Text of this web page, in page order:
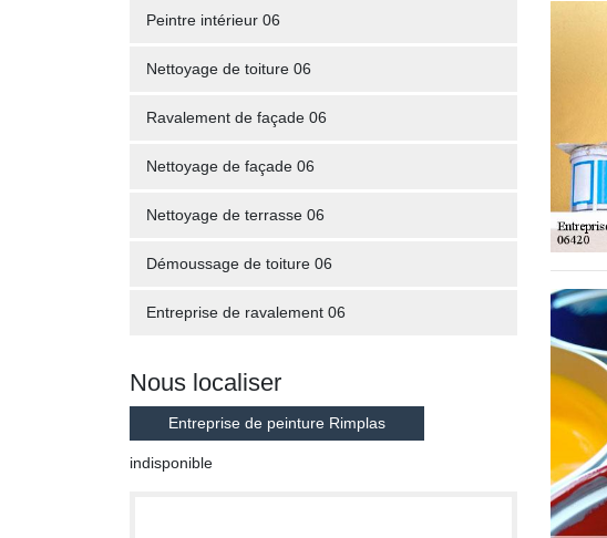
Peintre intérieur 06
Nettoyage de toiture 06
Ravalement de façade 06
Nettoyage de façade 06
Nettoyage de terrasse 06
Démoussage de toiture 06
Entreprise de ravalement 06
Nous localiser
Entreprise de peinture Rimplas
indisponible